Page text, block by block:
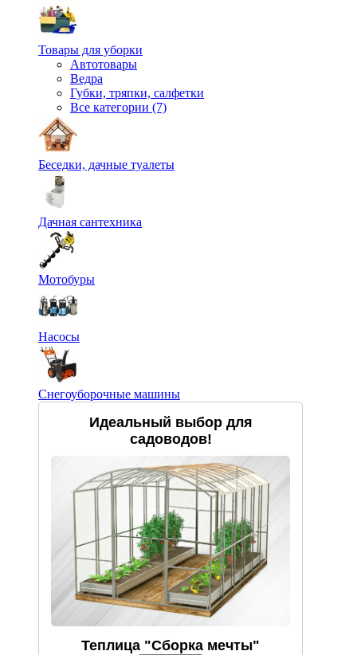
Товары для уборки
Автотовары
Ведра
Губки, тряпки, салфетки
Все категории (7)
Беседки, дачные туалеты
Дачная сантехника
Мотобуры
Насосы
Снегоуборочные машины
Идеальный выбор для
садоводов!
Теплица "Сборка мечты"